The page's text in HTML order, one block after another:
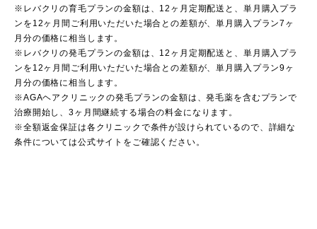
※レバクリの育毛プランの金額は、12ヶ月定期配送と、単月購入プラ
ンを12ヶ月間ご利用いただいた場合との差額が、単月購入プラン7ヶ
月分の価格に相当します。
※レバクリの発毛プランの金額は、12ヶ月定期配送と、単月購入プラ
ンを12ヶ月間ご利用いただいた場合との差額が、単月購入プラン9ヶ
月分の価格に相当します。
※AGAヘアクリニックの発毛プランの金額は、発毛薬を含むプランで
治療開始し、3ヶ月間継続する場合の料金になります。
※全額返金保証は各クリニックで条件が設けられているので、詳細な
条件については公式サイトをご確認ください。